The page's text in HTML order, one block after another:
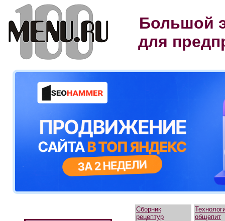
Большой
для
Сборник
рецептур
общепит